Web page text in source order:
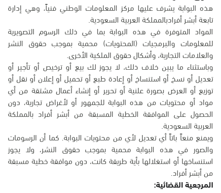
هذه البوابة يشرف عليها مركز المعلومات الوطني فنياً، وهي إدارة
تابعة أبشر أفرادبالمملكة العربية السعودية.
المواد المتوفرة في هذه البوابة بما في ذلك الرسوم التصويرية
للمعلومات والبرمجيات (المحتويات) محمية بموجب حقوق النشر
والعلامات التجارية، وأشكال حقوق الملكية الأخرى.
وباستثناء ما يبين خلاف ذلك، لا يجوز لك بيع أو ترخيص أو تأجير أو
تعديل أو نسخ أو استنساخ أو إعادة طبع أو تحميل أو إعلان أو نقل أو
توزيع أو العرض بصورة علنية أو تحرير أو إنشاء أعمال مشتقة من أي
مواد أو محتويات من هذه البوابة للجمهور أو لأغراض تجارية، دون
الحصول على الموافقة الخطية المسبقة من أبشر أفراد بالمملكة
العربية السعودية.
ويمنع منعاً باتاً أي تعديل لأي من محتويات البوابة. كما أن الرسومات
والصور في هذه البوابة محمية بموجب حقوق النشر، ولا يجوز
استنساخها أو استغلالها بأية طريقة كانت، دون موافقة خطية مسبقة
من أبشر أفراد.
المرجعية القضائية: